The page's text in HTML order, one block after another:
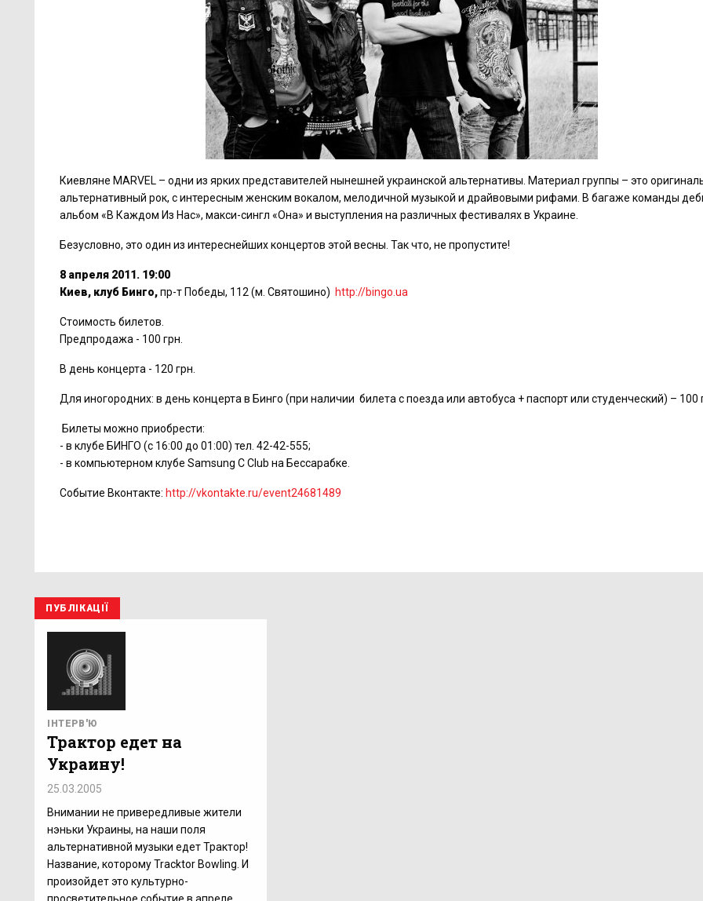
Киевляне MARVEL – одни из ярких представителей нынешней украинской альтернативы. Материал группы – это
альтернативный рок, с интересным женским вокалом, мелодичной музыкой и драйвовыми рифами. В багаже команды
альбом «В Каждом Из Нас», макси-сингл «Она» и выступления на различных фестивалях в Украине.
Безусловно, это один из интереснейших концертов этой весны. Так что, не пропустите!
8 апреля 2011. 19:00
Киев, клуб Бинго,пр-т Победы, 112 (м. Святошино) http://bingo.ua
Стоимость билетов.
Предпродажа - 100 грн.
В день концерта - 120 грн.
Для иногородних: в день концерта в Бинго (при наличии билета с поезда или автобуса + паспорт или студенческий) – 100
Билеты можно приобрести:
- в клубе БИНГО (с 16:00 до 01:00) тел. 42-42-555;
- в компьютерном клубе Samsung C Club на Бессарабке.
Событие Вконтакте: http://vkontakte.ru/event24681489
ПУБЛІКАЦІЇ
ІНТЕРВ'Ю
Трактор едет на
Украину!
25.03.2005
Внимании не привередливые жители
нэньки Украины, на наши поля
альтернативной музыки едет Трактор!
Название, которому Tracktor Bowling. И
произойдет это культурно-